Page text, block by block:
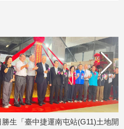
土地開發
金研院、集保、投